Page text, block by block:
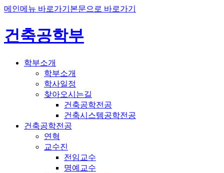
메인메뉴 바로가기 본문으로 바로가기
건축공학부
학부소개
학부소개
학사일정
찾아오시는길
건축공학전공
건축시스템공학전공
건축공학전공
연혁
교수진
전임교수
명예교수